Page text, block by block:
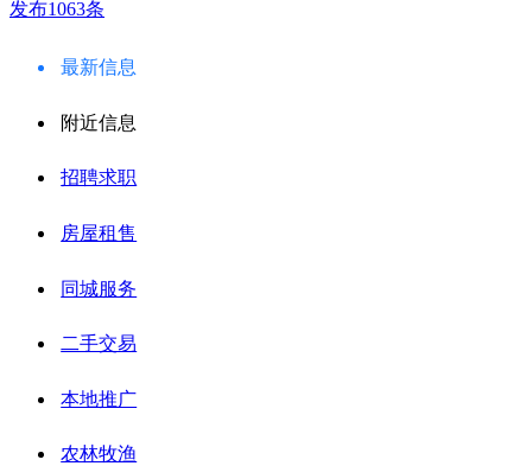
发布1063条
最新信息
附近信息
招聘求职
房屋租售
同城服务
二手交易
本地推广
农林牧渔